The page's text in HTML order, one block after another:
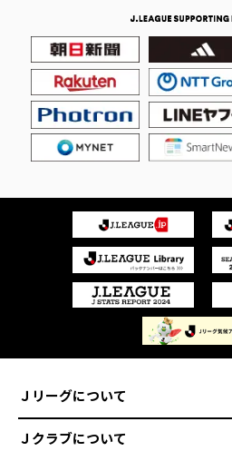
Ｊリーグについて
Ｊクラブについて